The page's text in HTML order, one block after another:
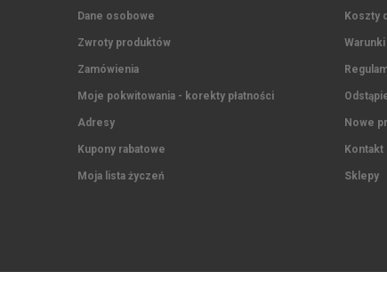
Dane osobowe
Zwroty produktów
Zamówienia
Moje pokwitowania - korekty płatności
Adresy
Kupony rabatowe
Moja lista życzeń
Koszty
Nowe
Kontakt
Sklepy